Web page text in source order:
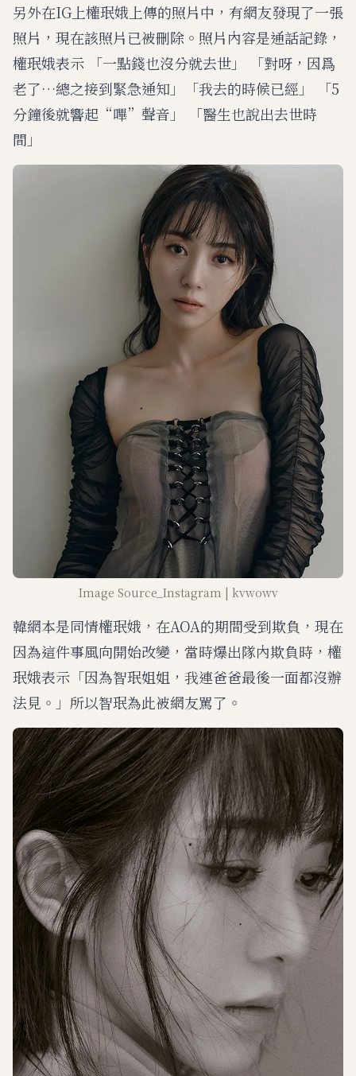
另外在IG上權珉娥上傳的照片中，有網友發現了一張
照片，現在該照片已被刪除。照片內容是通話記錄，
權珉娥表示 「一點錢也沒分就去世」 「對呀，因爲
老了…總之接到緊急通知」「我去的時候已經」 「5
分鐘後就響起“嗶”聲音」 「醫生也說出去世時
間」
Image Source_Instagram | kvwowv
韓網本是同情權珉娥，在AOA的期間受到欺負，現在
因為這件事風向開始改變，當時爆出隊內欺負時，權
珉娥表示「因為智珉姐姐，我連爸爸最後一面都沒辦
法見。」所以智珉為此被網友駡了。